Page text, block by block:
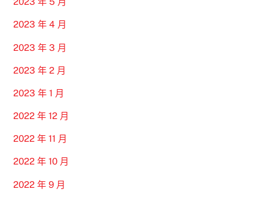
2023 年 4 月
2023 年 3 月
2023 年 2 月
2023 年 1 月
2022 年 12 月
2022 年 11 月
2022 年 10 月
2022 年 9 月